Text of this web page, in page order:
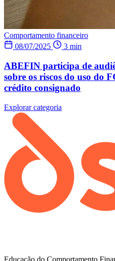
Comportamento financeiro
08/07/2025
3 min
ABEFIN participa de
sobre os riscos do uso do
crédito consignado
Explorar categoria
Educação do Comportamento